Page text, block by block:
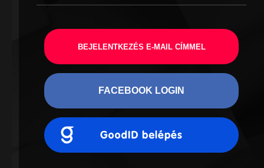
BEJELENTKEZÉS E-MAIL CÍMMEL
FACEBOOK LOGIN